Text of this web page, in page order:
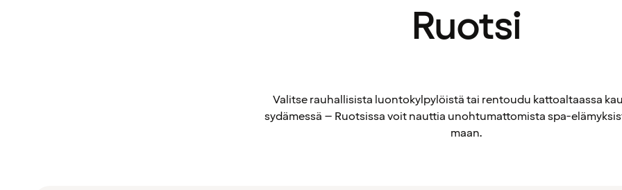
Ruotsi
Valitse rauhallisista luontokylpylöistä tai rentoudu kattoaltaassa
sydämessä – Ruotsissa voit nauttia unohtumattomista spa-
maan.